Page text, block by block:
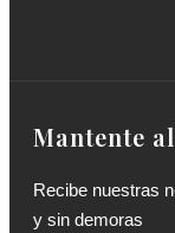
Mantente
Recibe nuestras
y sin demoras